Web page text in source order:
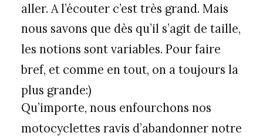
aller. A l’écouter c’est très grand. Mais
nous savons que dès qu’il s’agit de taille,
les notions sont variables. Pour faire
bref, et comme en tout, on a toujours la
plus grande:)
Qu’importe, nous enfourchons nos
motocyclettes ravis d’abandonner notre